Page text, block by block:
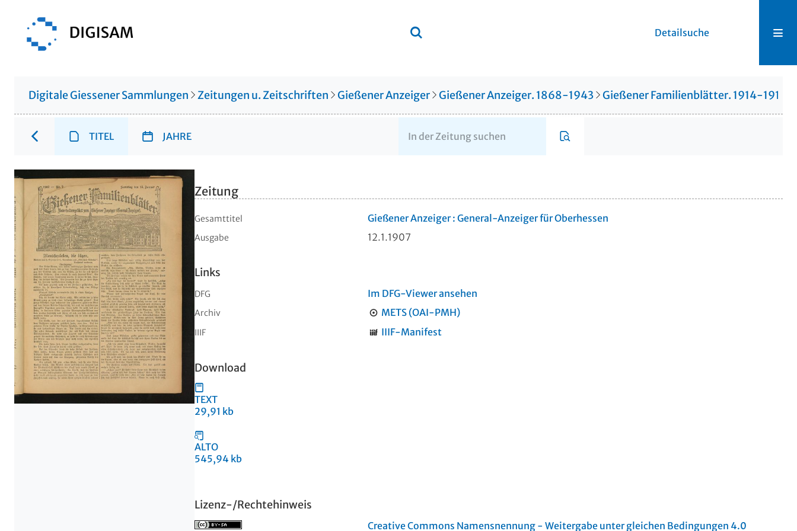
Detailsuche
Digitale Giessener Sammlungen Zeitungen u. Zeitschriften Gießener Anzeiger Gießener Anzeiger. 1868-1943 Gießener Familienblätter. 1914-1914
TITEL JAHRE
Zeitung
Gesamttitel Gießener Anzeiger : General-Anzeiger für Oberhessen
Ausgabe 12.1.1907
Links
DFG Im DFG-Viewer ansehen
Archiv METS (OAI-PMH)
IIIF IIIF-Manifest
Download
TEXT
29,91 kb
ALTO
545,94 kb
Lizenz-/Rechtehinweis
Creative Commons Namensnennung - Weitergabe unter gleichen Bedingungen 4.0